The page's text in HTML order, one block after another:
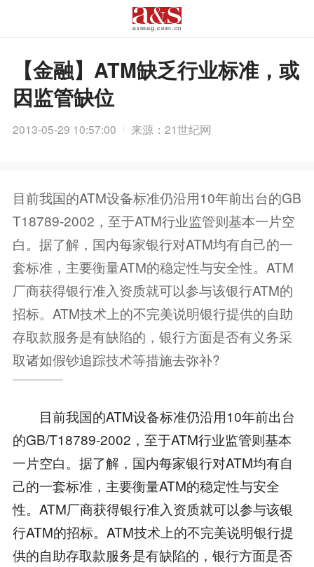
【金融】ATM缺乏行业标准，或
因监管缺位
2013-05-29 10:57:00 来源：21世纪网
目前我国的ATM设备标准仍沿用10年前出台的GB
T18789-2002，至于ATM行业监管则基本一片空
白。据了解，国内每家银行对ATM均有自己的一
套标准，主要衡量ATM的稳定性与安全性。ATM
厂商获得银行准入资质就可以参与该银行ATM的
招标。ATM技术上的不完美说明银行提供的自助
存取款服务是有缺陷的，银行方面是否有义务采
取诸如假钞追踪技术等措施去弥补?
目前我国的ATM设备标准仍沿用10年前出台
的GB/T18789-2002，至于ATM行业监管则基本
一片空白。据了解，国内每家银行对ATM均有自
己的一套标准，主要衡量ATM的稳定性与安全
性。ATM厂商获得银行准入资质就可以参与该银
行ATM的招标。ATM技术上的不完美说明银行提
供的自助存取款服务是有缺陷的，银行方面是否